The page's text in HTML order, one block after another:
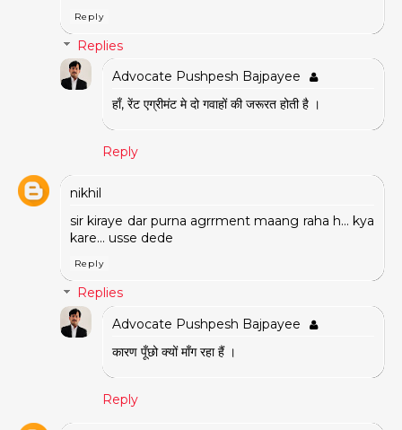
Reply
Replies
Advocate Pushpesh Bajpayee
हाँ, रेंट एग्रीमंट मे दो गवाहों की जरूरत होती है ।
Reply
nikhil
sir kiraye dar purna agrrment maang raha h... kya
kare... usse dede
Reply
Replies
Advocate Pushpesh Bajpayee
कारण पूँछो क्यों माँग रहा हैं ।
Reply